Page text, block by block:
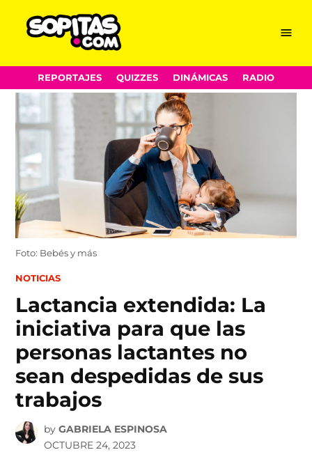
Skip
to
content
Menu
REPORTAJES QUIZZES DINÁMICAS RADIO
Foto: Bebés y más
POSTED
NOTICIAS
Lactancia extendida: La
iniciativa para que las
personas lactantes no
sean despedidas de sus
trabajos
by GABRIELA ESPINOSA
OCTUBRE 24, 2023